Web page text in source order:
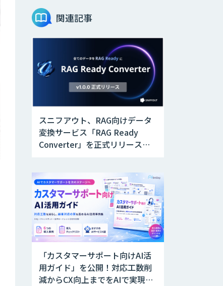
関連記事
スニフアウト、RAG向けデータ
変換サービス「RAG Ready
Converter」を正式リリース。
「カスタマーサポート向けAI活
用ガイド」を公開！対応工数削
減からCX向上までをAIで実現す